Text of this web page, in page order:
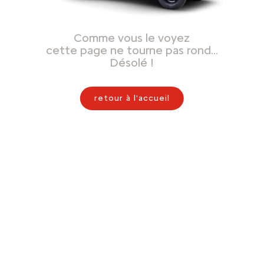
Comme vous le voyez
cette page ne tourne pas rond…
Désolé !
retour à l'accueil